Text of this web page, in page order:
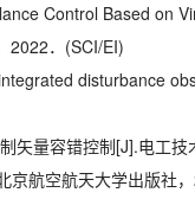
Control Based on
2022．(SCI/EI)
disturbance
量容错控制[J].电工技
航空航天大学出版社，